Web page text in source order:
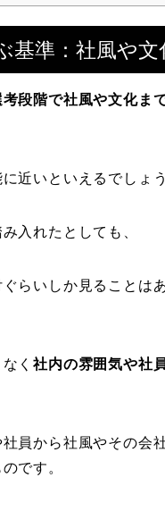
基準：社風や文
段階で社風や文化ま
近いといえるでしょう
入れたとしても、
らいしか見ることは
なく社内の雰囲気や社
員から社風やその会
です。